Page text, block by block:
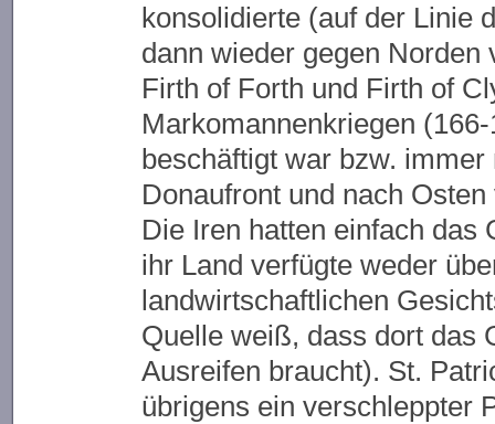
konsolidierte (auf der Linie
dann wieder gegen
Firth of Forth und Firth of
Markomannenkriegen
beschäftigt war bzw.
Donaufront und nach
Die Iren hatten einfach das
ihr Land verfügte weder
landwirtschaftlichen
Quelle weiß, dass dort das
Ausreifen braucht). St.
übrigens ein verschleppter